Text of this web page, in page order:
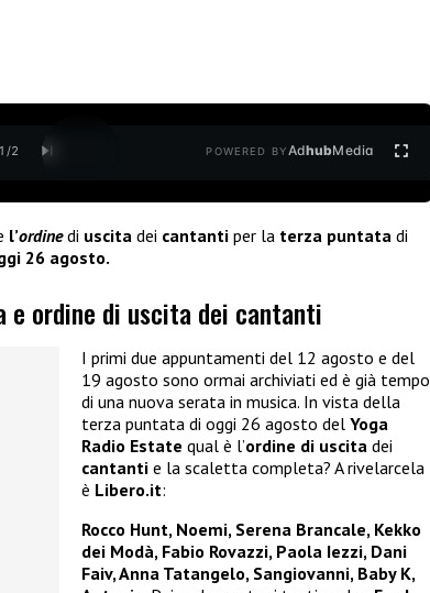
1 /2 POWERED BYAdhubMedia
l’ordinedi uscita dei cantanti per la terza puntata di
26 agosto.
e ordine di uscita dei cantanti
I primi due appuntamenti del 12 agosto e del
19 agosto sono ormai archiviati ed è già tempo
di una nuova serata in musica. In vista della
terza puntata di oggi 26 agosto del Yoga
Radio Estate qual è l’ordine di uscita dei
cantanti e la scaletta completa? A rivelarcela
è Libero.it:
Rocco Hunt, Noemi, Serena Brancale, Kekko
dei Modà, Fabio Rovazzi, Paola Iezzi, Dani
Faiv, Anna Tatangelo, Sangiovanni, Baby K,